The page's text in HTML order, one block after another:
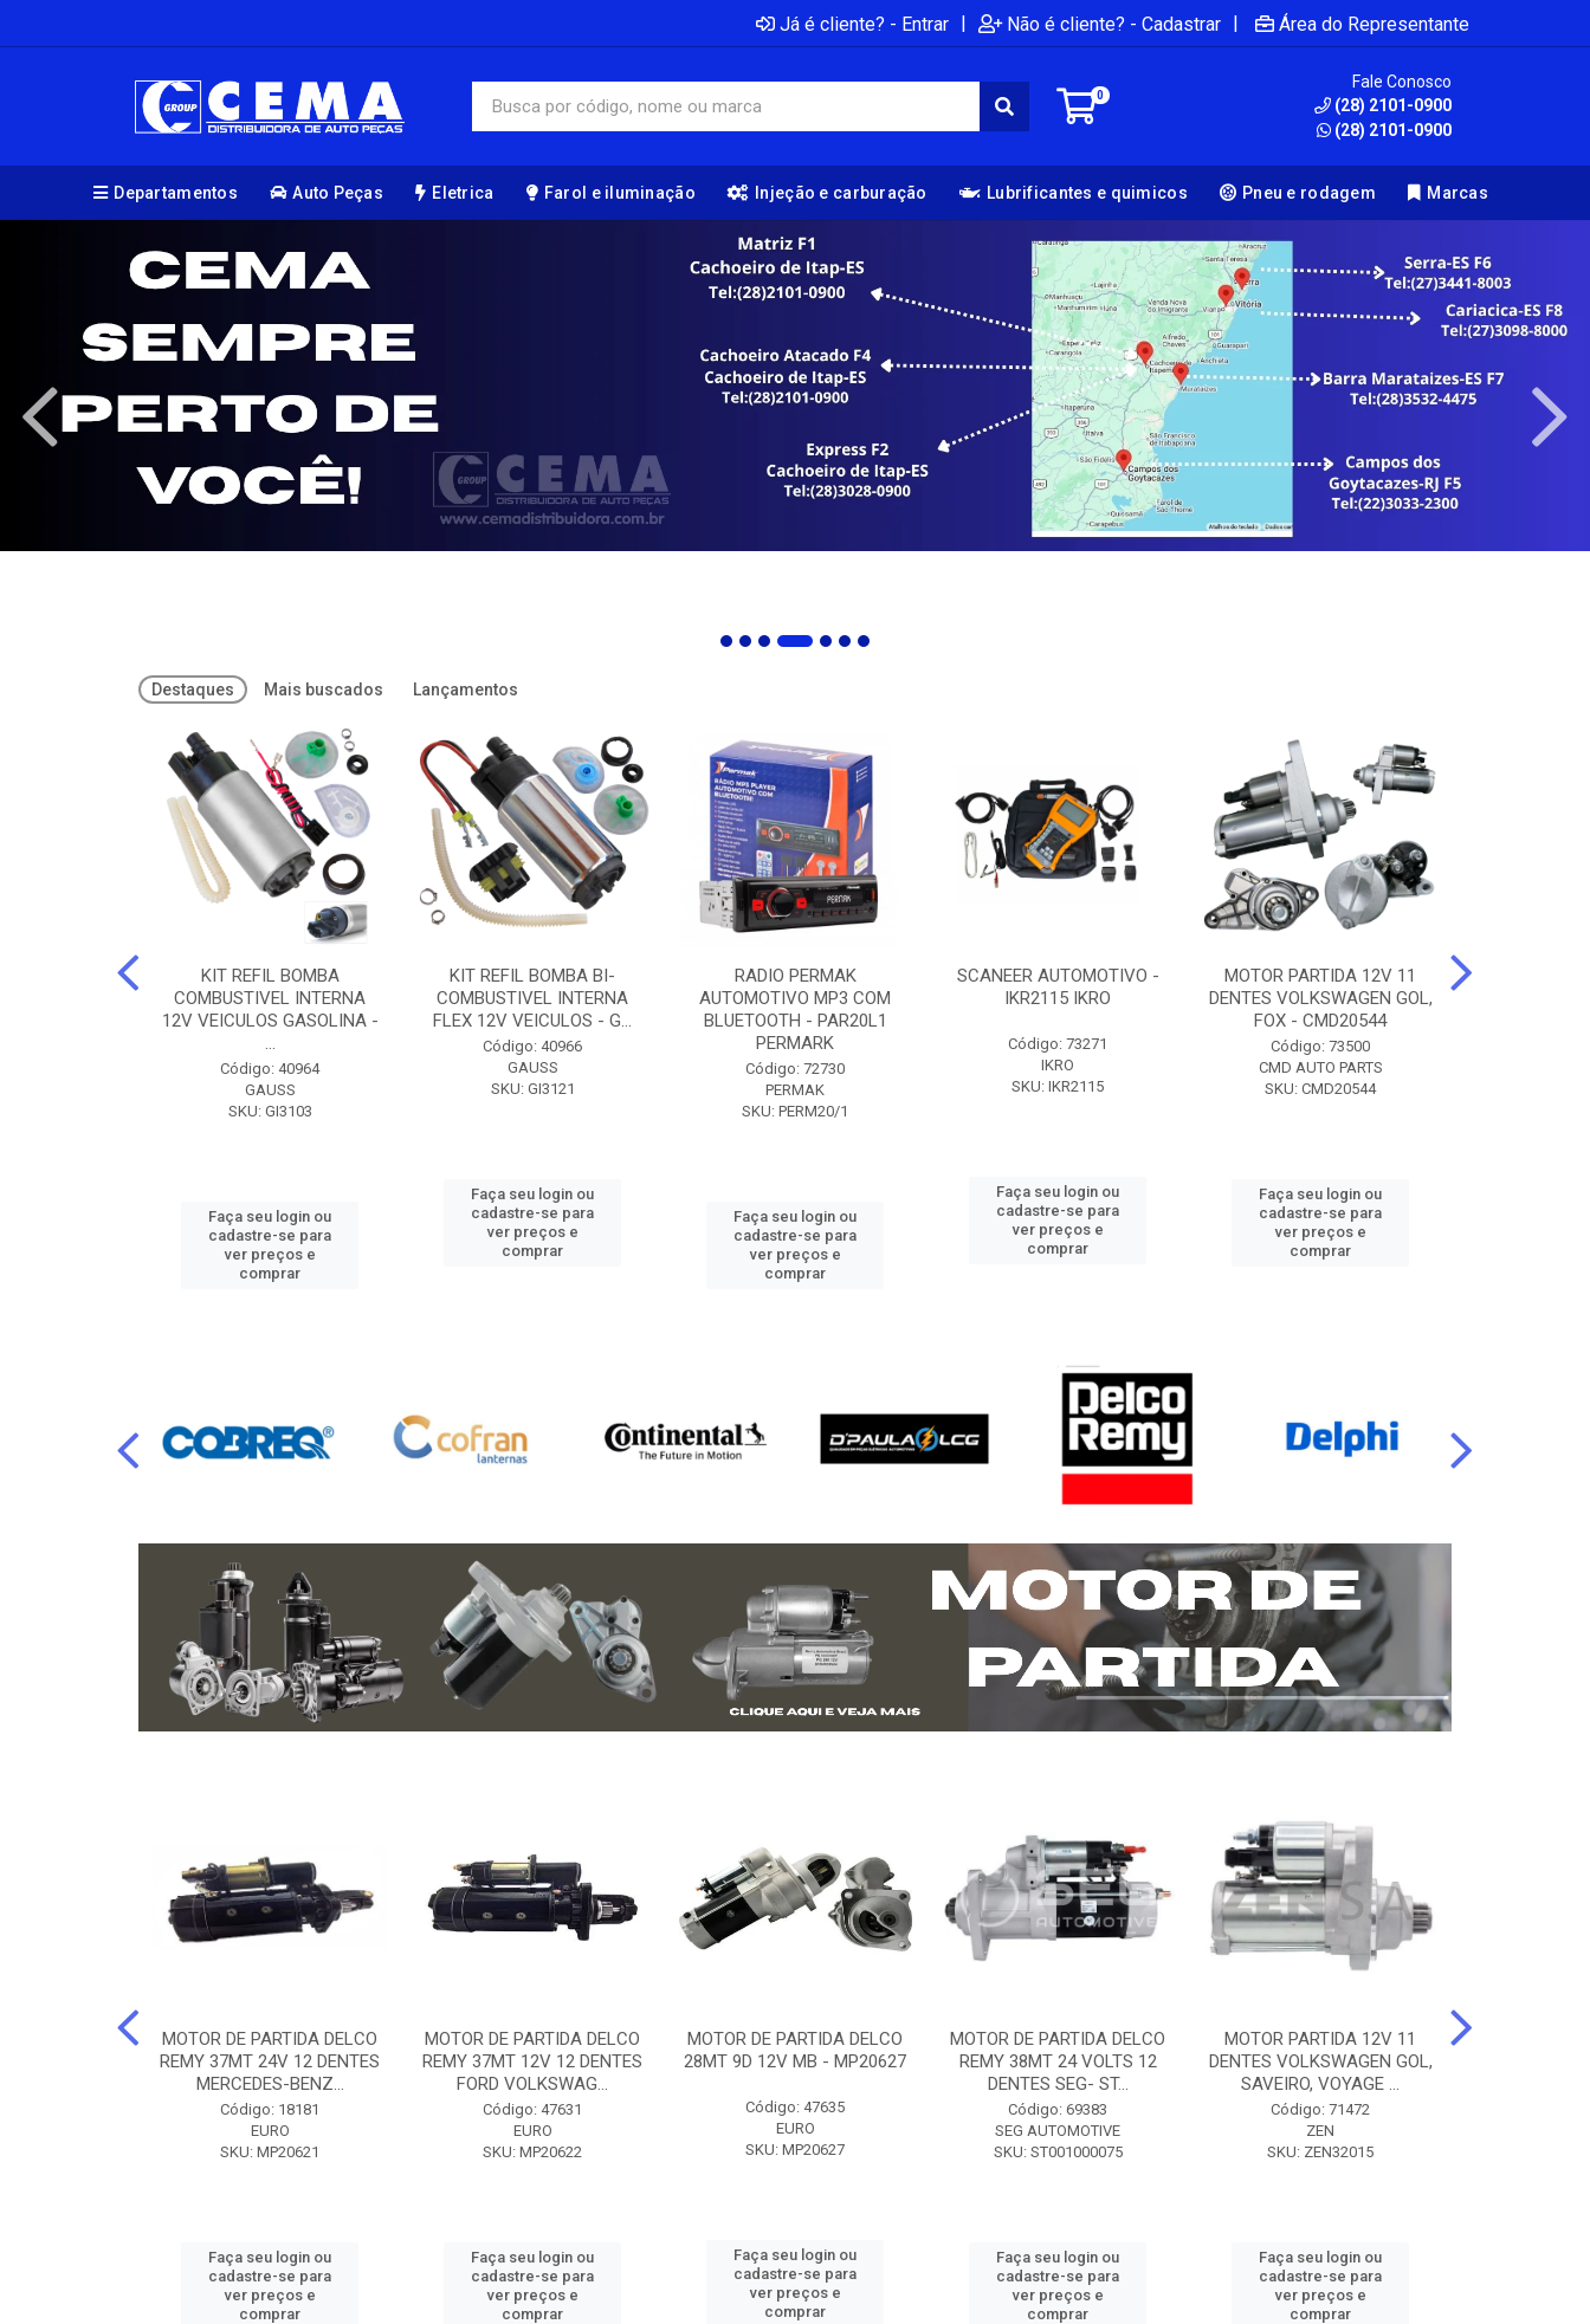
Já é cliente? - Entrar | Não é cliente? - Cadastrar | Área do Representante
0
Fale Conosco
(28) 2101-0900
(28) 2101-0900
Departamentos Auto Peças Eletrica Farol e iluminação Injeção e carburação Lubrificantes e quimicos Pneu e rodagem Marcas
Destaques Mais buscados Lançamentos
KIT REFIL BOMBA
COMBUSTIVEL INTERNA
12V VEICULOS GASOLINA -
...
Código: 40964
GAUSS
SKU: GI3103
Faça seu login ou
cadastre-se para
ver preços e
comprar
KIT REFIL BOMBA BI-
COMBUSTIVEL INTERNA
FLEX 12V VEICULOS - G...
Código: 40966
GAUSS
SKU: GI3121
Faça seu login ou
cadastre-se para
ver preços e
comprar
RADIO PERMAK
AUTOMOTIVO MP3 COM
BLUETOOTH - PAR20L1
PERMARK
Código: 72730
PERMAK
SKU: PERM20/1
Faça seu login ou
cadastre-se para
ver preços e
comprar
SCANEER AUTOMOTIVO -
IKR2115 IKRO
Código: 73271
IKRO
SKU: IKR2115
Faça seu login ou
cadastre-se para
ver preços e
comprar
MOTOR PARTIDA 12V 11
DENTES VOLKSWAGEN GOL,
FOX - CMD20544
Código: 73500
CMD AUTO PARTS
SKU: CMD20544
Faça seu login ou
cadastre-se para
ver preços e
comprar
MOTOR DE PARTIDA DELCO
REMY 37MT 24V 12 DENTES
MERCEDES-BENZ...
Código: 18181
EURO
SKU: MP20621
Faça seu login ou
cadastre-se para
ver preços e
comprar
MOTOR DE PARTIDA DELCO
REMY 37MT 12V 12 DENTES
FORD VOLKSWAG...
Código: 47631
EURO
SKU: MP20622
Faça seu login ou
cadastre-se para
ver preços e
comprar
MOTOR DE PARTIDA DELCO
28MT 9D 12V MB - MP20627
Código: 47635
EURO
SKU: MP20627
Faça seu login ou
cadastre-se para
ver preços e
comprar
MOTOR DE PARTIDA DELCO
REMY 38MT 24 VOLTS 12
DENTES SEG- ST...
Código: 69383
SEG AUTOMOTIVE
SKU: ST001000075
Faça seu login ou
cadastre-se para
ver preços e
comprar
MOTOR PARTIDA 12V 11
DENTES VOLKSWAGEN GOL,
SAVEIRO, VOYAGE ...
Código: 71472
ZEN
SKU: ZEN32015
Faça seu login ou
cadastre-se para
ver preços e
comprar